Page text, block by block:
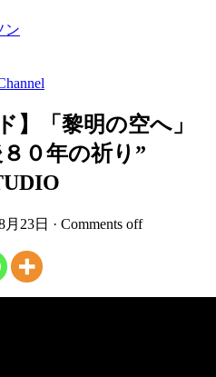
ン
】「黎明の空へ」
８０年の祈り”
月23日 · Comments off